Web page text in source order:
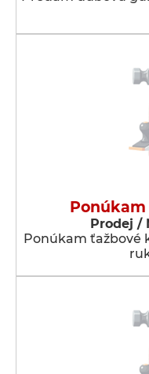
Prodej /
Ponúkam ťažbové